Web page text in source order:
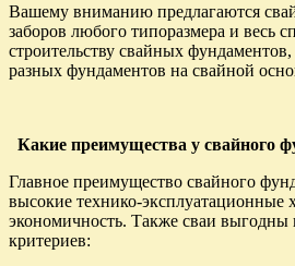
Вашему вниманию предлагаются
заборов любого типоразмера и весь
строительству свайных
разных фундаментов на свайной
Какие преимущества у свайного
Главное преимущество свайного
высокие технико-эксплуатационные
экономичность. Также сваи выгодны
критериев: